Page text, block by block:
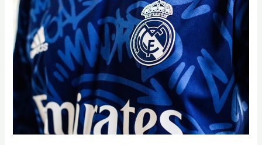
Fábrica
de
Talento
Local
del
País
Vasco